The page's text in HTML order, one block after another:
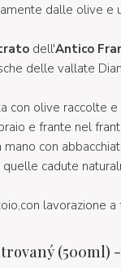
dalle olive e
dell'Antico
delle vallate
olive raccolte
e frante nel
con
cadute
lavorazione
(500ml)